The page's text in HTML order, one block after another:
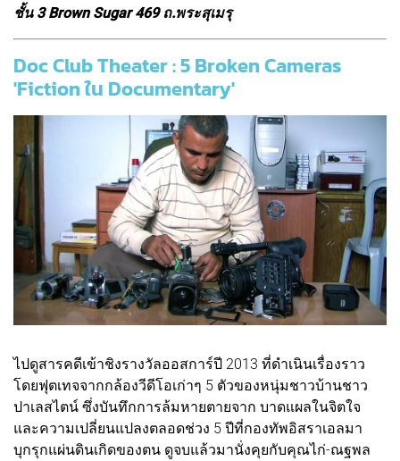
ชั้น 3 Brown Sugar 469 ถ.พระสุเมรุ
Doc Club Theater : 5 Broken Cameras
'Fiction ใน Documentary'
ไปดูสารคดีเข้าชิงรางวัลออสการ์ปี 2013 ที่ดำเนินเรื่องราว
โดยฟุตเทจจากกล้องวีดีโอเก่าๆ 5 ตัวของหนุ่มชาวบ้านชาว
ปาเลสไตน์ ซึ่งบันทึกการล้มหายตายจาก บาดแผลในจิตใจ
และความเปลี่ยนแปลงตลอดช่วง 5 ปีที่กองทัพอิสราเอลมา
บุกรุกแผ่นดินเกิดของตน ดูจบแล้วมานั่งคุยกับคุณไก่-ณฐพล